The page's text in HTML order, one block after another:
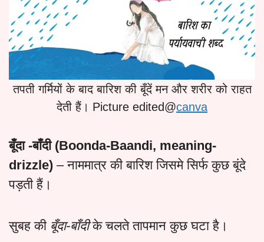
तपती गर्मियों के बाद बारिश की बूँदें मन और शरीर को राहत
देती हैं। Picture edited@canva
बूँदा -बाँदी (Boonda-Baandi, meaning-
drizzle) – नाममात्र की बारिश जिसमे सिर्फ कुछ बूंदे
पड़ती हैं।
सुबह की बूँदा-बाँदीके चलते तापमान कुछ घटा है।